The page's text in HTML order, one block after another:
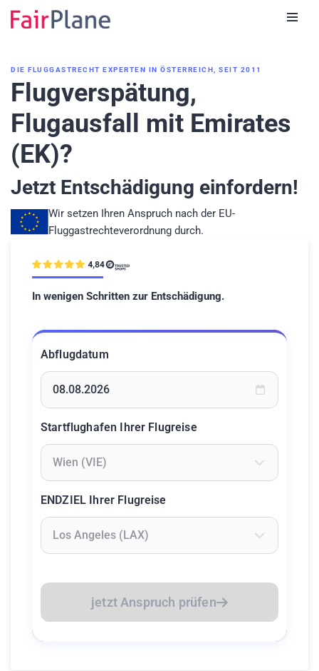
DIE FLUGGASTRECHT EXPERTEN IN ÖSTERREICH, SEIT 2011
Flugverspätung,
Flugausfall mit Emirates
(EK)?
Jetzt Entschädigung einfordern!
Wir setzen Ihren Anspruch nach der EU-
Fluggastrechteverordnung durch.
In wenigen Schritten zur Entschädigung.
Abflugdatum
Startflughafen Ihrer Flugreise
ENDZIEL Ihrer Flugreise
jetzt Anspruch prüfen